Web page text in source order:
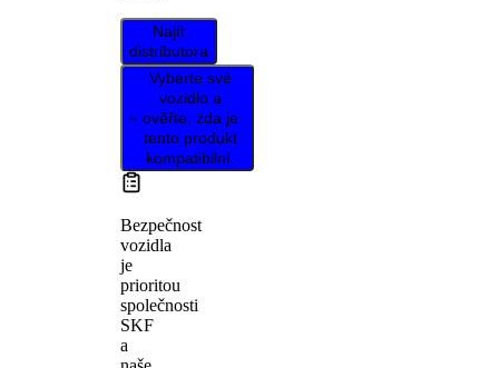
Najít
distributora
Vyberte své
vozidlo a
ověřte, zda je
tento produkt
kompatibilní.
Bezpečnost
vozidla
je
prioritou
společnosti
SKF
a